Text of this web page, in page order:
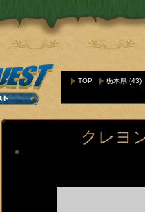
TOP 栃木県 (43)
クレヨ